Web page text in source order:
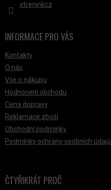
xtreninkcz
INFORMACE PRO VÁS
Kontakty
O nás
Vše o nákupu
Hodnocení obchodu
Cena dopravy
Reklamace zboží
Obchodní podmínky
Podmínky ochrany osobních údajů
ČTYŘIKRÁT PROČ